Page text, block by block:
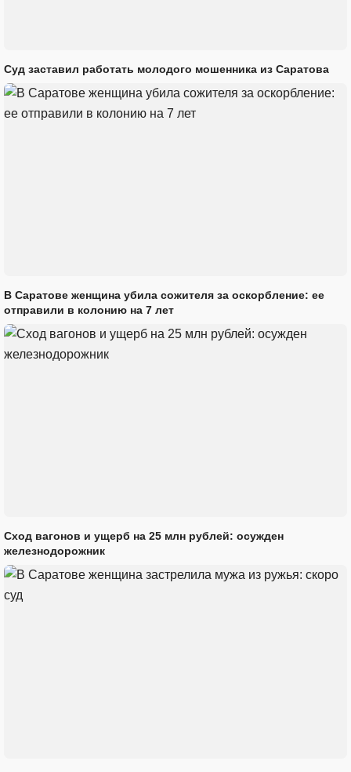
Суд заставил работать молодого мошенника из Саратова
В Саратове женщина убила сожителя за оскорбление: ее
отправили в колонию на 7 лет
Сход вагонов и ущерб на 25 млн рублей: осужден
железнодорожник